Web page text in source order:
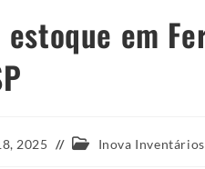
em
2025
Categoria
Inova Inventários